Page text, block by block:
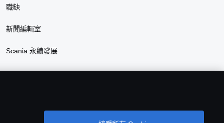
職缺
新聞編輯室
Scania 永續發展